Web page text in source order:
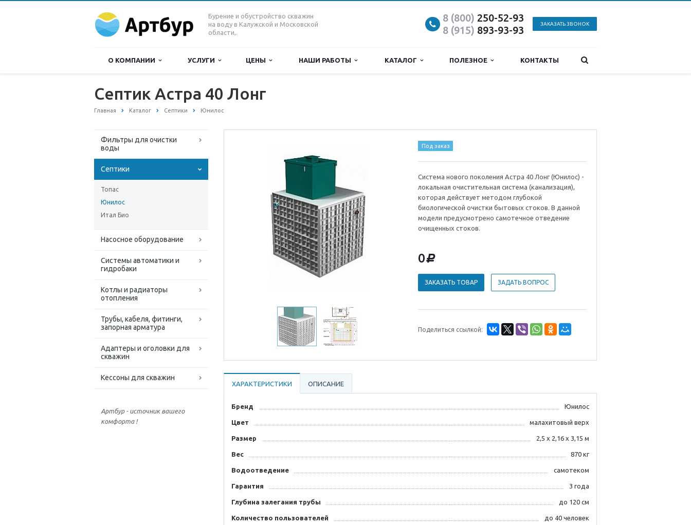
Бурение и обустройство скважин
на воду в Калужской и Московской
области,.
8 (800) 250-52-93
8 (915) 893-93-93
ЗАКАЗАТЬ ЗВОНОК
О КОМПАНИИ УСЛУГИ ЦЕНЫ НАШИ РАБОТЫ КАТАЛОГ ПОЛЕЗНОЕ КОНТАКТЫ
Септик Астра 40 Лонг
Главная Каталог Септики Юнилос
Фильтры для очистки
воды
Септики
Топас
Юнилос
Итал Био
Насосное оборудование
Системы автоматики и
гидробаки
Котлы и радиаторы
отопления
Трубы, кабеля, фитинги,
запорная арматура
Адаптеры и оголовки для
скважин
Кессоны для скважин
Артбур - источник вашего
комфорта !
Под заказ
Система нового поколения Астра 40 Лонг (Юнилос) -
локальная очистительная система (канализация),
которая действует методом глубокой
биологической очистки бытовых стоков. В данной
модели предусмотрено самотечное отведение
очищенных стоков.
0d
ЗАКАЗАТЬ ТОВАР ЗАДАТЬ ВОПРОС
Поделиться ссылкой:
ХАРАКТЕРИСТИКИ ОПИСАНИЕ
Бренд Юнилос
Цвет малахитовый верх
Размер 2,5 х 2,16 х 3,15 м
Вес 870 кг
Водоотведение самотеком
Гарантия 3 года
Глубина залегания трубы до 120 см
Количество пользователей до 40 человек